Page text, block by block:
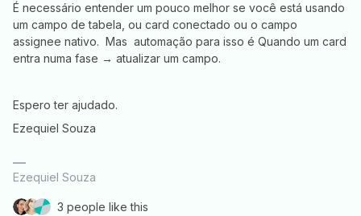
É necessário entender um pouco melhor se você está usando
um campo de tabela, ou card conectado ou o campo
assignee nativo. Mas automação para isso é Quando um card
entra numa fase → atualizar um campo.
Espero ter ajudado.
Ezequiel Souza
Ezequiel Souza
3 people like this